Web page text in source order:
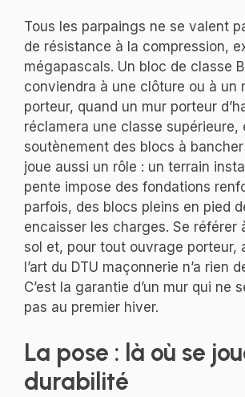
Tous les parpaings ne se valent
de résistance à la compression,
mégapascals. Un bloc de classe
conviendra à une clôture ou à un
porteur, quand un mur porteur
réclamera une classe supérieure,
soutènement des blocs à bancher
joue aussi un rôle : un terrain
pente impose des fondations
parfois, des blocs pleins en pied
encaisser les charges. Se référer
sol et, pour tout ouvrage porteur,
l’art du DTU maçonnerie n’a rien
C’est la garantie d’un mur qui ne
pas au premier hiver.
La pose : là où se
durabilité